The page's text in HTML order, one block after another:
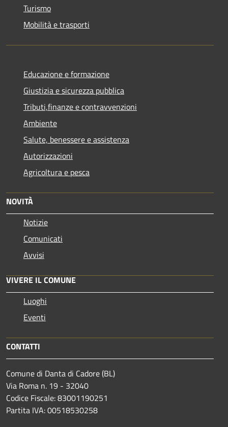
Turismo
Mobilità e trasporti
Educazione e formazione
Giustizia e sicurezza pubblica
Tributi,finanze e contravvenzioni
Ambiente
Salute, benessere e assistenza
Autorizzazioni
Agricoltura e pesca
NOVITÀ
Notizie
Comunicati
Avvisi
VIVERE IL COMUNE
Luoghi
Eventi
CONTATTI
Comune di Danta di Cadore (BL)
Via Roma n. 19 - 32040
Codice Fiscale: 83001190251
Partita IVA: 00518530258